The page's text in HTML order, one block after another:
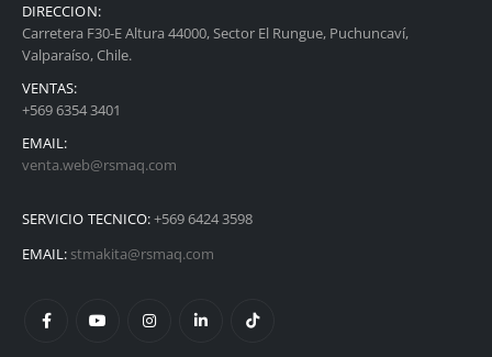
DIRECCION:
Carretera F30-E Altura 44000, Sector El Rungue, Puchuncaví,
Valparaíso, Chile.
VENTAS:
+569 6354 3401
EMAIL:
venta.web@rsmaq.com
SERVICIO TECNICO:+569 6424 3598
EMAIL: stmakita@rsmaq.com